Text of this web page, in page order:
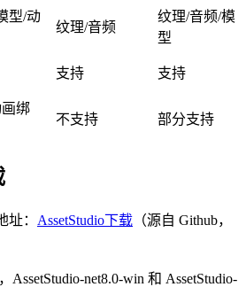
型/动
纹理/音频
纹理/音频/模
型
支持 支持
绑
不支持 部分支持
址： AssetStudio下载 （源自 Github，
net8.0-win 和 AssetStudio-